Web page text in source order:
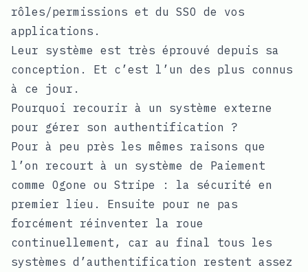
rôles/permissions et du SSO de vos
applications.
Leur système est très éprouvé depuis sa
conception. Et c’est l’un des plus connus
à ce jour.
Pourquoi recourir à un système externe
pour gérer son authentification ?
Pour à peu près les mêmes raisons que
l’on recourt à un système de Paiement
comme Ogone ou Stripe : la sécurité en
premier lieu. Ensuite pour ne pas
forcément réinventer la roue
continuellement, car au final tous les
systèmes d’authentification restent assez